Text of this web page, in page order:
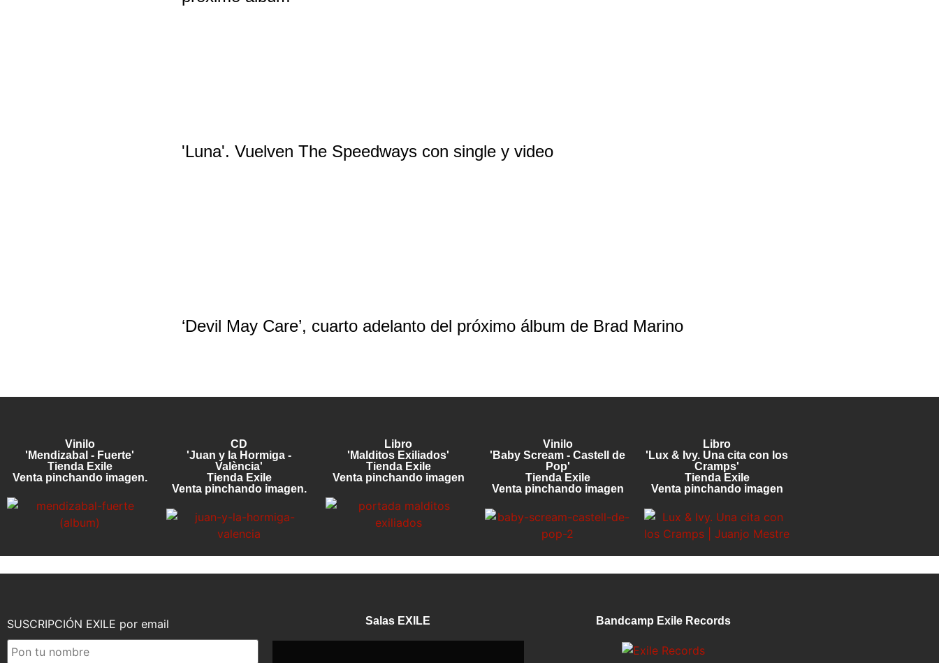
'Luna'. Vuelven The Speedways con single y video
‘Devil May Care’, cuarto adelanto del próximo álbum de Brad Marino
Vinilo
'Mendizabal - Fuerte'
Tienda Exile
Venta pinchando imagen.
CD
'Juan y la Hormiga -
València'
Tienda Exile
Venta pinchando imagen.
Libro
'Malditos Exiliados'
Tienda Exile
Venta pinchando imagen
Vinilo
'Baby Scream - Castell de
Pop'
Tienda Exile
Venta pinchando imagen
Libro
'Lux & Ivy. Una cita con los
Cramps'
Tienda Exile
Venta pinchando imagen
SUSCRIPCIÓN EXILE por email Salas EXILE Bandcamp Exile Records